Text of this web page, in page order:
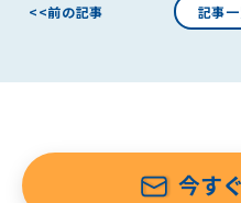
<<前の記事 記事
今す